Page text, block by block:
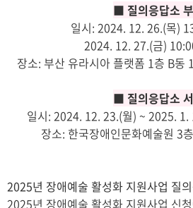
■ 질의응답소
일시: 2024. 12. 26.(목)
2024. 12. 27.(금)
장소: 부산 유라시아 플랫폼 1층 B동
■ 질의응답소
일시: 2024. 12. 23.(월) ~ 2025.
장소: 한국장애인문화예술원 3
2025년 장애예술 활성화 지원사업 질
2025년 장애예술 활성화 지원사업 신